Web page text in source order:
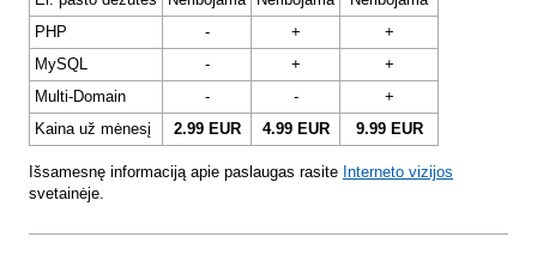
PHP
- +
+
MySQL
- +
+
Multi-Domain
- -
+
Kaina už mėnesį
2.99 EUR 4.99 EUR 9.99 EUR
Išsamesnę informaciją apie paslaugas rasite Interneto vizijos
svetainėje.